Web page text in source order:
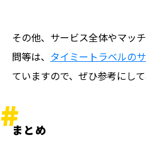
その他、サービス全体やマッ
問等は、 タイミートラベルの
ていますので、ぜひ参考にして
まとめ